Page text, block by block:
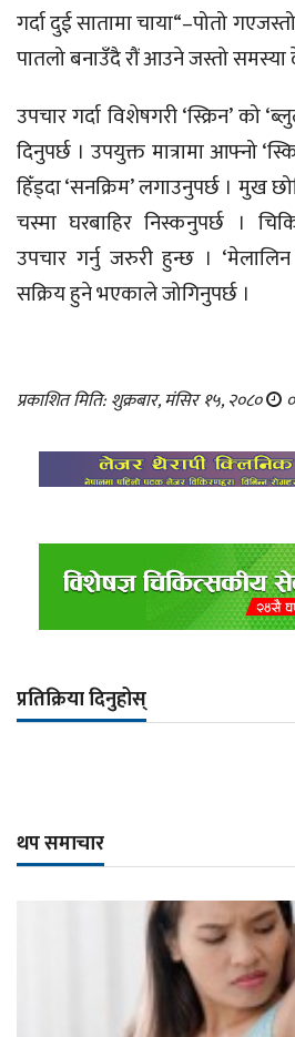
गर्दा दुई सातामा चाया“–पोतो
पातलो बनाउँदै रौं आउने जस्तो समस्या
उपचार गर्दा विशेषगरी ‘स्क्रिन’ को
दिनुपर्छ । उपयुक्त मात्रामा आफ्नो
हिँड्दा ‘सनक्रिम’ लगाउनुपर्छ । मुख
चस्मा घरबाहिर निस्कनुपर्छ ।
उपचार गर्नु जरुरी हुन्छ ।
सक्रिय हुने भएकाले जोगिनुपर्छ ।
प्रकाशित मिति: शुक्रबार, मंसिर १५, २०८०
प्रतिक्रिया दिनुहोस्
थप समाचार